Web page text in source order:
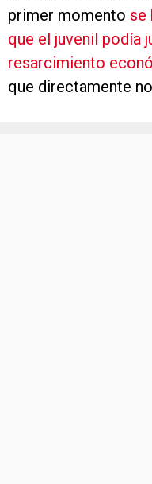
que el juvenil podía
resarcimiento
que directamente